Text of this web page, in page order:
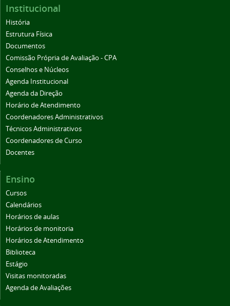
Institucional
História
Estrutura Física
Documentos
Comissão Própria de Avaliação - CPA
Conselhos e Núcleos
Agenda Institucional
Agenda da Direção
Horário de Atendimento
Coordenadores Administrativos
Técnicos Administrativos
Coordenadores de Curso
Docentes
Ensino
Cursos
Calendários
Horários de aulas
Horários de monitoria
Horários de Atendimento
Biblioteca
Estágio
Visitas monitoradas
Agenda de Avaliações